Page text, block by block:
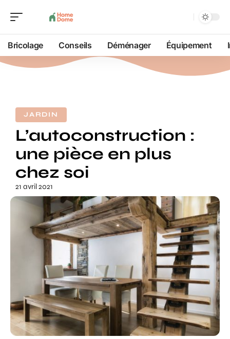
Bricolage Conseils Déménager Équipement
JARDIN
L’autoconstruction :
une pièce en plus
chez soi
21 avril 2021